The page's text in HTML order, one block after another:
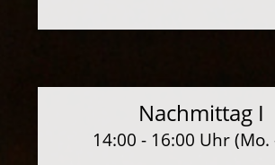
Nachmittag I
14:00 - 16:00 Uhr (Mo.